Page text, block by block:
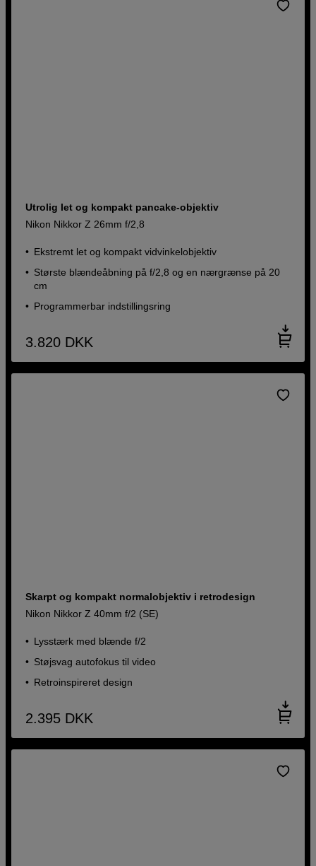
Utrolig let og kompakt pancake-objektiv
Nikon Nikkor Z 26mm f/2,8
Ekstremt let og kompakt vidvinkelobjektiv
Største blændeåbning på f/2,8 og en nærgrænse på 20
cm
Programmerbar indstillingsring
3.820 DKK
Skarpt og kompakt normalobjektiv i retrodesign
Nikon Nikkor Z 40mm f/2 (SE)
Lysstærk med blænde f/2
Støjsvag autofokus til video
Retroinspireret design
2.395 DKK